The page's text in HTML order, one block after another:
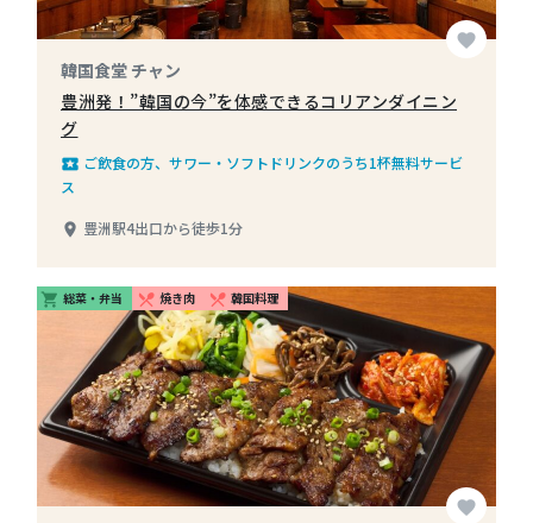
favorite
韓国食堂 チャン
豊洲発！”韓国の今”を体感できるコリアンダイニン
グ
local_play ご飲食の方、サワー・ソフトドリンクのうち1杯無料サービ
ス
place 豊洲駅4出口から徒歩1分
shopping_cart 総菜・弁当 restaurant_menu 焼き肉 restaurant_menu 韓国料理
favorite